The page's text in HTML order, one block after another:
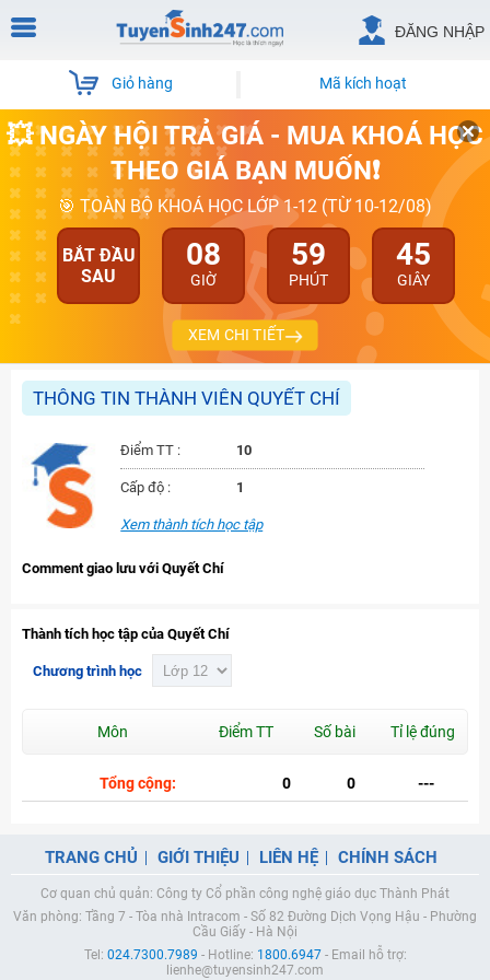
ĐĂNG NHẬP
Giỏ hàng Mã kích hoạt
💥 NGÀY HỘI TRẢ GIÁ - MUA KHOÁ HỌC
THEO GIÁ BẠN MUỐN❗
🎯 TOÀN BỘ KHOÁ HỌC LỚP 1-12 (TỪ 10-12/08)
BẮT ĐẦU
SAU
08
GIỜ
59
PHÚT
45
GIÂY
XEM CHI TIẾT
THÔNG TIN THÀNH VIÊN QUYẾT CHÍ
Điểm TT : 10
Cấp độ : 1
Xem thành tích học tập
Comment giao lưu với Quyết Chí
Thành tích học tập của Quyết Chí
Chương trình học
Môn Điểm TT Số bài Tỉ lệ đúng
Tổng cộng: 0 0 ---
TRANG CHỦ GIỚI THIỆU LIÊN HỆ CHÍNH SÁCH
Cơ quan chủ quản: Công ty Cổ phần công nghệ giáo dục Thành Phát
Văn phòng: Tầng 7 - Tòa nhà Intracom - Số 82 Đường Dịch Vọng Hậu - Phường
Cầu Giấy - Hà Nội
Tel: 024.7300.7989 - Hotline: 1800.6947- Email hỗ trợ:
lienhe@tuyensinh247.com